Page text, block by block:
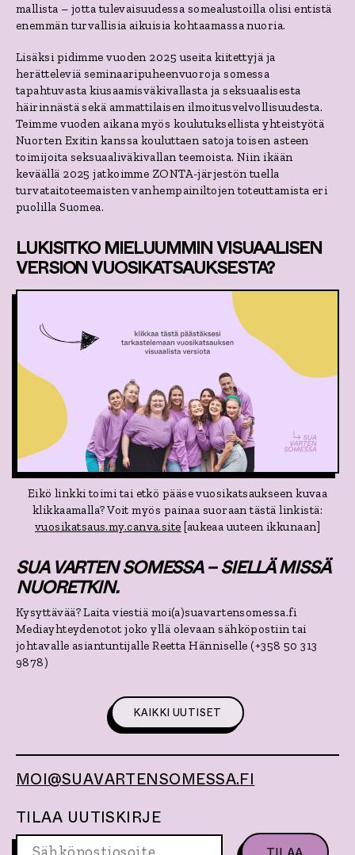
mallista – jotta tulevaisuudessa somealustoilla olisi entistä
enemmän turvallisia aikuisia kohtaamassa nuoria.
Lisäksi pidimme vuoden 2025 useita kiitettyjä ja
herätteleviä seminaaripuheenvuoroja somessa
tapahtuvasta kiusaamisväkivallasta ja seksuaalisesta
häirinnästä sekä ammattilaisen ilmoitusvelvollisuudesta.
Teimme vuoden aikana myös koulutuksellista yhteistyötä
Nuorten Exitin kanssa kouluttaen satoja toisen asteen
toimijoita seksuaaliväkivallan teemoista. Niin ikään
keväällä 2025 jatkoimme ZONTA-järjestön tuella
turvataitoteemaisten vanhempainiltojen toteuttamista eri
puolilla Suomea.
LUKISITKO MIELUUMMIN VISUAALISEN
VERSION VUOSIKATSAUKSESTA?
Eikö linkki toimi tai etkö pääse vuosikatsaukseen kuvaa
klikkaamalla? Voit myös painaa suoraan tästä linkistä:
vuosikatsaus.my.canva.site [aukeaa uuteen ikkunaan]
SUA VARTEN SOMESSA – SIELLÄ MISSÄ
NUORETKIN.
Kysyttävää? Laita viestiä moi(a)suavartensomessa.fi
Mediayhteydenotot joko yllä olevaan sähköpostiin tai
johtavalle asiantuntijalle Reetta Hänniselle (+358 50 313
9878)
KAIKKI UUTISET
MOI@SUAVARTENSOMESSA.FI
TILAA UUTISKIRJE
S